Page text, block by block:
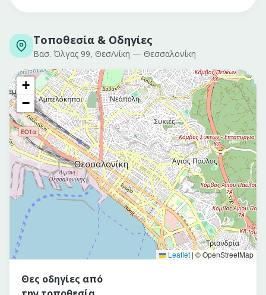
Τοποθεσία & Οδηγίες
Βασ. Όλγας 99, Θεσ/νίκη — Θεσσαλονίκη
+
−
Leaflet |© OpenStreetMap
Θες οδηγίες από